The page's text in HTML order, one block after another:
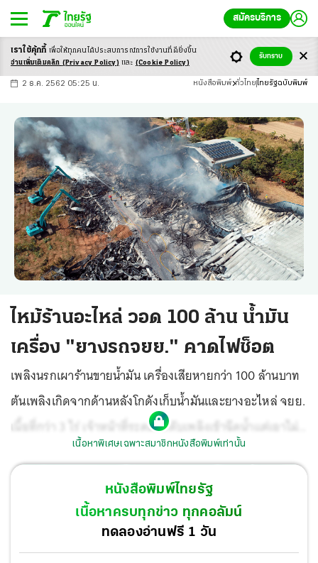
สมัครบริการ
-ก ก ก+
2 ธ.ค. 2562 05:25 น. หนังสือพิมพ์ ทั่วไทย ไทยรัฐฉบับพิมพ์
ไหม้ร้านอะไหล่ วอด 100 ล้าน นํ้ามัน
เครื่อง "ยางรถจยย." คาดไฟช็อต
เพลิงนรกเผาร้านขายน้ำมัน เครื่องเสียหายกว่า 100 ล้านบาท
ต้นเพลิงเกิดจากด้านหลังโกดังเก็บน้ำมันและยางอะไหล่ จยย.
เนื้อที่กว่า 3 ไร่ เจ้าหน้าที่ระดมรถดับเพลิงเข้าฉีดน้ำแต่เอาไม่
อยู่ ไฟลุกลามอย่างรวดเร็ว ท่ามกลางเสียงระเบิดดังเป็นระยะๆ
และมีน้ำมันไหลทะลักอย่างต่อเนื่อง ต้องขอรถดับเพลิงพื้นที่
ใกล้เคียงนับ 10 คัน แต่ไม่สามารถสกัดเปลวไฟได้ ต้องนำรถ
บรรทุกทรายมาเททำแนวกันไฟให้อยู่ในวงจำกัดป้องกันไม่ให้
ลามข้ามถนนไปยังโชว์รูมรถยนต์และแทรกเตอร์ ใช้เวลากว่า 6
เนื้อหาพิเศษเฉพาะสมาชิกหนังสือพิมพ์เท่านั้น
หนังสือพิมพ์ไทยรัฐ
เนื้อหาครบทุกข่าว ทุกคอลัมน์
ทดลองอ่านฟรี 1 วัน
เราใช้คุ้กกี้ เพื่อให้ทุกคนได้ประสบการณ์การใช้งานที่ดียิ่งขึ้น
อ่านเพิ่มเติมคลิก (Privacy Policy) และ (Cookie Policy)
รับทราบ